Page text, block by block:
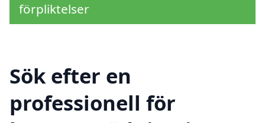
förpliktelser
Sök efter en
professionell för